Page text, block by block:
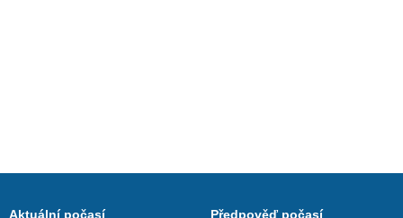
Aktuální počasí
Předpověď počasí